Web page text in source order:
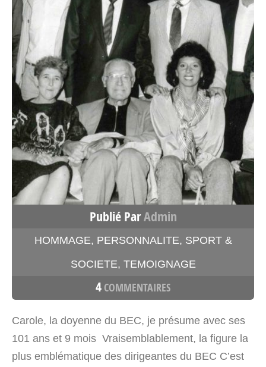
Publié ParAdmin
HOMMAGE, PERSONNALITE, SPORT &
SOCIETE, TEMOIGNAGE
4 COMMENTAIRES
Carole, la doyenne du BEC, je présume avec ses
101 ans et 9 mois Vraisemblablement, la figure la
plus emblématique des dirigeantes du BEC C’est